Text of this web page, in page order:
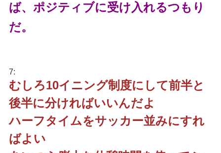
ば、ポジティブに受け入れるつもり
だ。
7:
むしろ10イニング制度にして前半と
後半に分ければいいんだよ
ハーフタイムをサッカー並みにすれ
ばよい